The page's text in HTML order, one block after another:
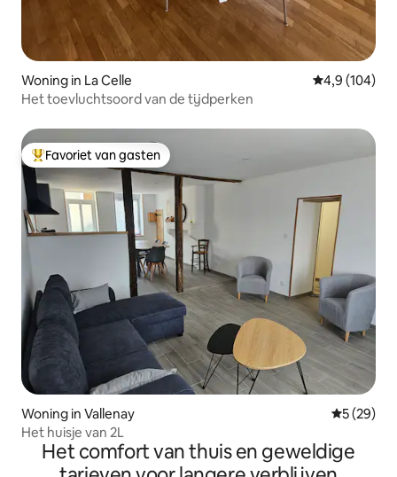
Woning in La Celle Gemiddelde
4,9 (104)
Het toevluchtsoord van de tijdperken
Topfavoriet van gasten
Favoriet van gasten
Woning in Vallenay
5 (29)
Het huisje van 2L
Het comfort van thuis en geweldige